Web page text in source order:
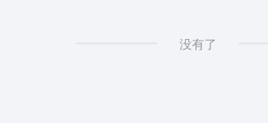
没有了